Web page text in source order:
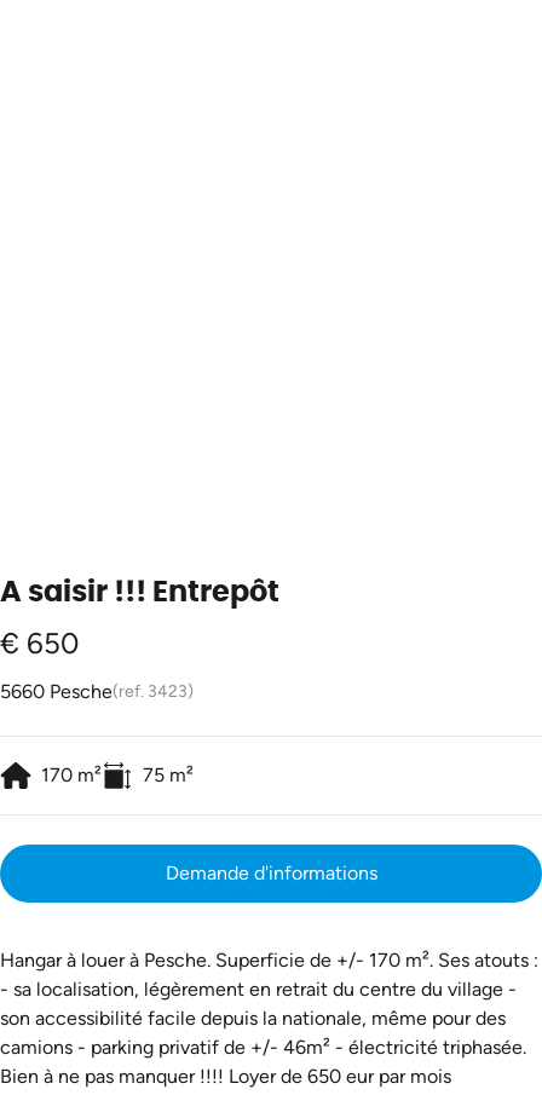
A saisir !!! Entrepôt
€ 650
5660 Pesche(ref. 3423)
170 m² 75 m²
Demande d'informations
Hangar à louer à Pesche. Superficie de +/- 170 m². Ses atouts :
- sa localisation, légèrement en retrait du centre du village -
son accessibilité facile depuis la nationale, même pour des
camions - parking privatif de +/- 46m² - électricité triphasée.
Bien à ne pas manquer !!!! Loyer de 650 eur par mois